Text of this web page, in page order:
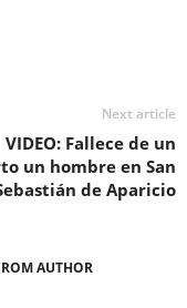
Next article
VIDEO: Fallece de un
un hombre en San
de Aparicio
AUTHOR